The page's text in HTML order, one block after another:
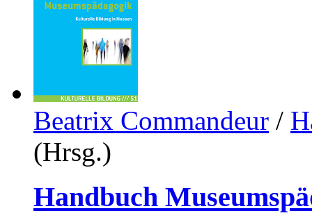
Beatrix Commandeur /
(Hrsg.)
Handbuch